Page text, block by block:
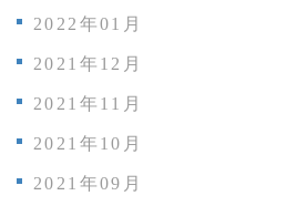
2022年01月
2021年12月
2021年11月
2021年10月
2021年09月